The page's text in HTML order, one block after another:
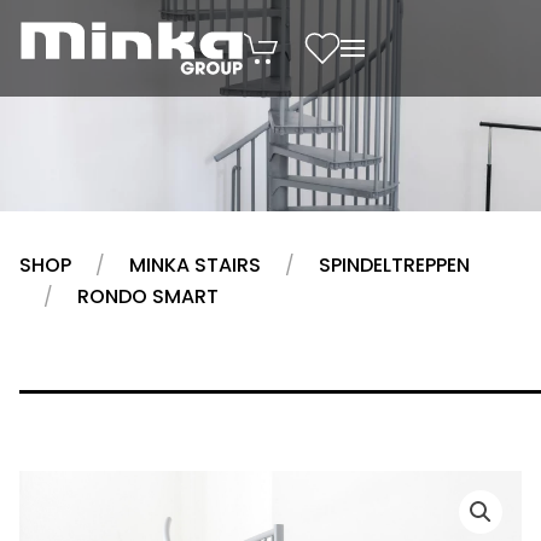
Zum Inhalt springen
SHOP MINKA STAIRS
SPINDELTREPPEN
RONDO SMART